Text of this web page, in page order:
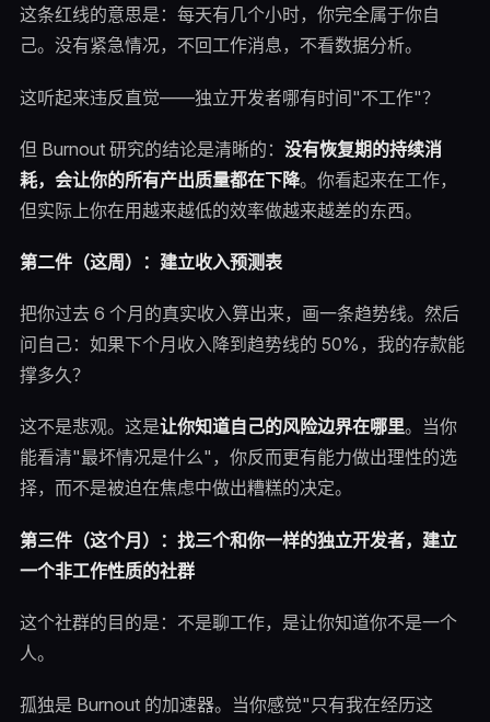
这条红线的意思是：每天有几个小时，你完全属于你自
己。没有紧急情况，不回工作消息，不看数据分析。
这听起来违反直觉——独立开发者哪有时间"不工作"？
但 Burnout 研究的结论是清晰的： 没有恢复期的持续消
耗，会让你的所有产出质量都在下降。你看起来在工作，
但实际上你在用越来越低的效率做越来越差的东西。
第二件（这周）：建立收入预测表
把你过去 6 个月的真实收入算出来，画一条趋势线。然后
问自己：如果下个月收入降到趋势线的 50%，我的存款能
撑多久？
这不是悲观。这是让你知道自己的风险边界在哪里。当你
能看清"最坏情况是什么"，你反而更有能力做出理性的选
择，而不是被迫在焦虑中做出糟糕的决定。
第三件（这个月）：找三个和你一样的独立开发者，建立
一个非工作性质的社群
这个社群的目的是：不是聊工作，是让你知道你不是一个
人。
孤独是 Burnout 的加速器。当你感觉"只有我在经历这